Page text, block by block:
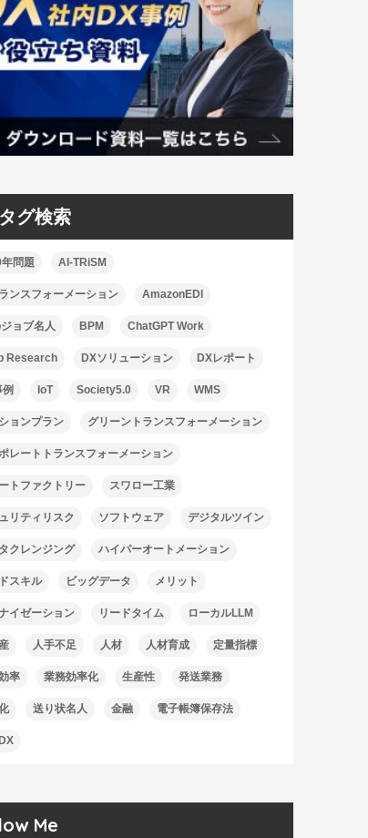
タグ検索
問題 AI-TRiSM
ンスフォーメーション AmazonEDI
ョブ名人 BPM ChatGPT Work
Research DXソリューション DXレポート
例 IoT Society5.0 VR WMS
ョンプラン グリーントランスフォーメーション
レートトランスフォーメーション
トファクトリー スワロー工業
リティリスク ソフトウェア デジタルツイン
クレンジング ハイパーオートメーション
スキル ビッグデータ メリット
イゼーション リードタイム ローカルLLM
人手不足 人材 人材育成 定量指標
率 業務効率化 生産性 発送業務
送り状名人 金融 電子帳簿保存法
Me